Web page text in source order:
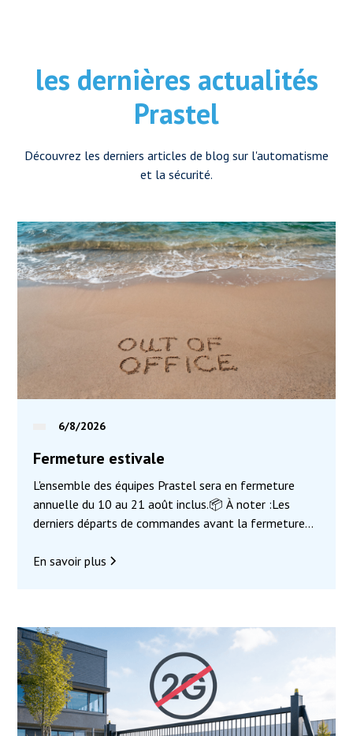
les dernières actualités
Prastel
Découvrez les derniers articles de blog sur l'automatisme
et la sécurité.
6/8/2026
Fermeture estivale
L'ensemble des équipes Prastel sera en fermeture
annuelle du 10 au 21 août inclus.📦 À noter :Les
derniers départs de commandes avant la fermeture
avant 11h30.Nous serons heureux de vous retrouver
vacances ! 🌴
En savoir plus